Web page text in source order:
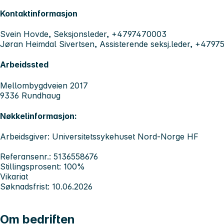
Kontaktinformasjon
Svein Hovde, Seksjonsleder, +4797470003
Jøran Heimdal Sivertsen, Assisterende seksj.leder,
Arbeidssted
Mellombygdveien 2017
9336 Rundhaug
Nøkkelinformasjon:
Arbeidsgiver: Universitetssykehuset Nord-Norge HF
Referansenr.: 5136558676
Stillingsprosent: 100%
Vikariat
Søknadsfrist: 10.06.2026
Om bedriften